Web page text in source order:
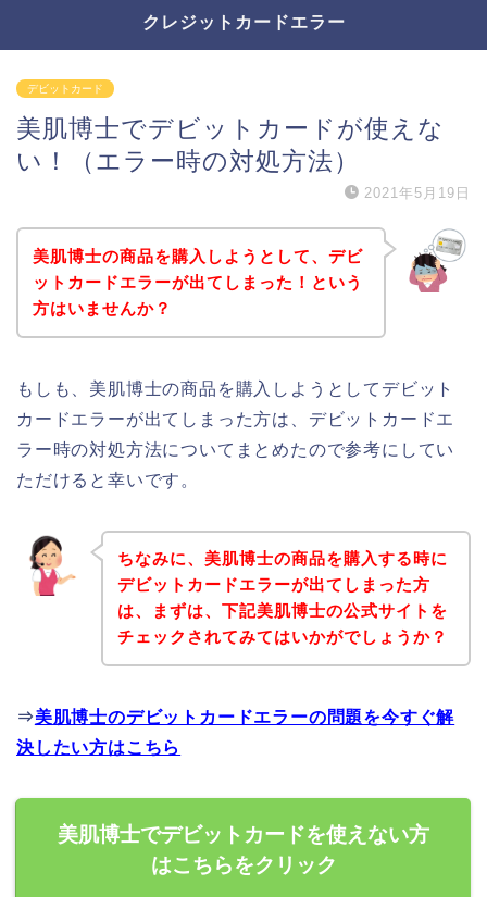
クレジットカードエラー
デビットカード
美肌博士でデビットカードが使えな
い！（エラー時の対処方法）
2021年5月19日
美肌博士の商品を購入しようとして、デビ
ットカードエラーが出てしまった！という
方はいませんか？
もしも、美肌博士の商品を購入しようとしてデビット
カードエラーが出てしまった方は、デビットカードエ
ラー時の対処方法についてまとめたので参考にしてい
ただけると幸いです。
ちなみに、美肌博士の商品を購入する時に
デビットカードエラーが出てしまった方
は、まずは、下記美肌博士の公式サイトを
チェックされてみてはいかがでしょうか？
⇒美肌博士のデビットカードエラーの問題を今すぐ解
決したい方はこちら
美肌博士でデビットカードを使えない方
はこちらをクリック